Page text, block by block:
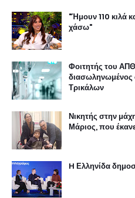
"Ήμουν 110 κιλά
χάσω"
Φοιτητής του ΑΠΘ
διασωληνωμένος
Τρικάλων
Νικητής στην
Μάριος, που
H Ελληνίδα